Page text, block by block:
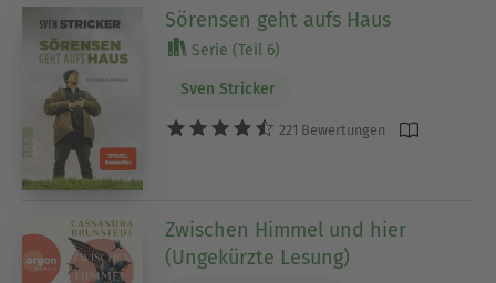
Sörensen geht aufs Haus
Serie (Teil 6)
Sven Stricker
221 Bewertungen
Zwischen Himmel und hier
(Ungekürzte Lesung)